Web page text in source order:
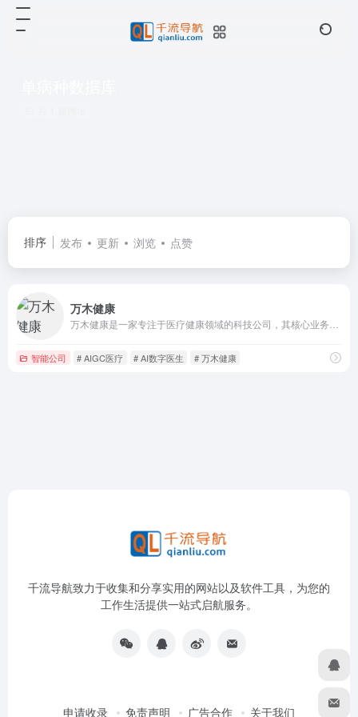
排序 发布 更新 浏览 点赞
万木健康
智能公司 # AIGC医疗 # AI数字医生 # 万木健康
千流导航致力于收集和分享实用的网站以及软件工具，为您的
工作生活提供一站式启航服务。
申请收录 免责声明 广告合作 关于我们